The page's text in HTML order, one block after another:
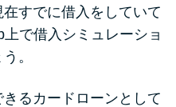
すでに借入をしていて
で借入シミュレーショ
。
るカードローンとして